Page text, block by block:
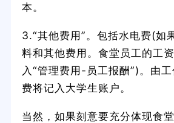
本。
3.“其他费用”。包括水电费(如
料和其他费用。食堂员工的工
入“管理费用-员工报酬”)。由
费将记入大学生账户。
当然，如果刻意要充分体现食